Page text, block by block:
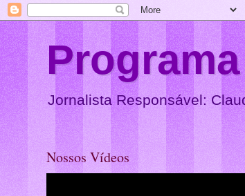
Jornalista Responsável:
Nossos Vídeos